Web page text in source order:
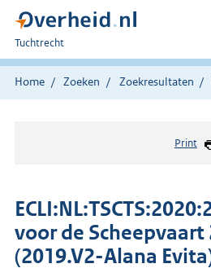
U
bent
hier:
Tuchtrecht
Home Zoeken Zoekresultaten
Print
voor de Scheepvaart
(2019.V2-Alana